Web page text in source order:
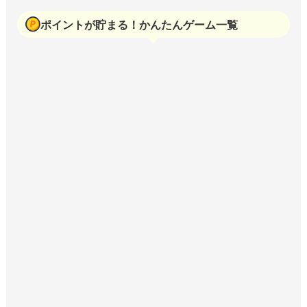
ポイントが貯まる！かんたんゲーム一覧